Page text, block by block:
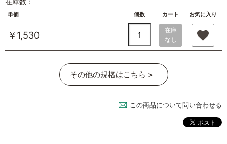
単価 個数 カート お気に入り
￥1,530
在庫
なし
その他の規格はこちら >
この商品について問い合わせる